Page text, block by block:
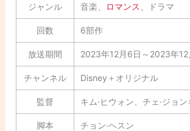
ジャンル 音楽、 ロマンス 、ドラマ
回数 6部作
放送期間 2023年12月6日～2023年12
チャンネル Disney＋オリジナル
監督 キム·ヒウォン、チェ·ジョン
脚本 チョン·ヘスン